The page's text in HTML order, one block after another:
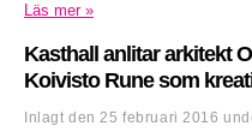
Läs mer »
Kasthall anlitar arkitekt
Koivisto Rune som
Inlagt den 25 februari 2016